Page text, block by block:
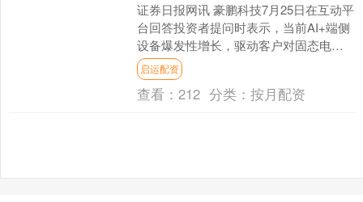
证券日报网讯 豪鹏科技7月25日在互动平
台回答投资者提问时表示，当前AI+端侧
设备爆发性增长，驱动客户对固态电池
的安全、能量密度及形态适配性需求更
强劲。公司已完....
启运配资
查看：212 分类：按月配资